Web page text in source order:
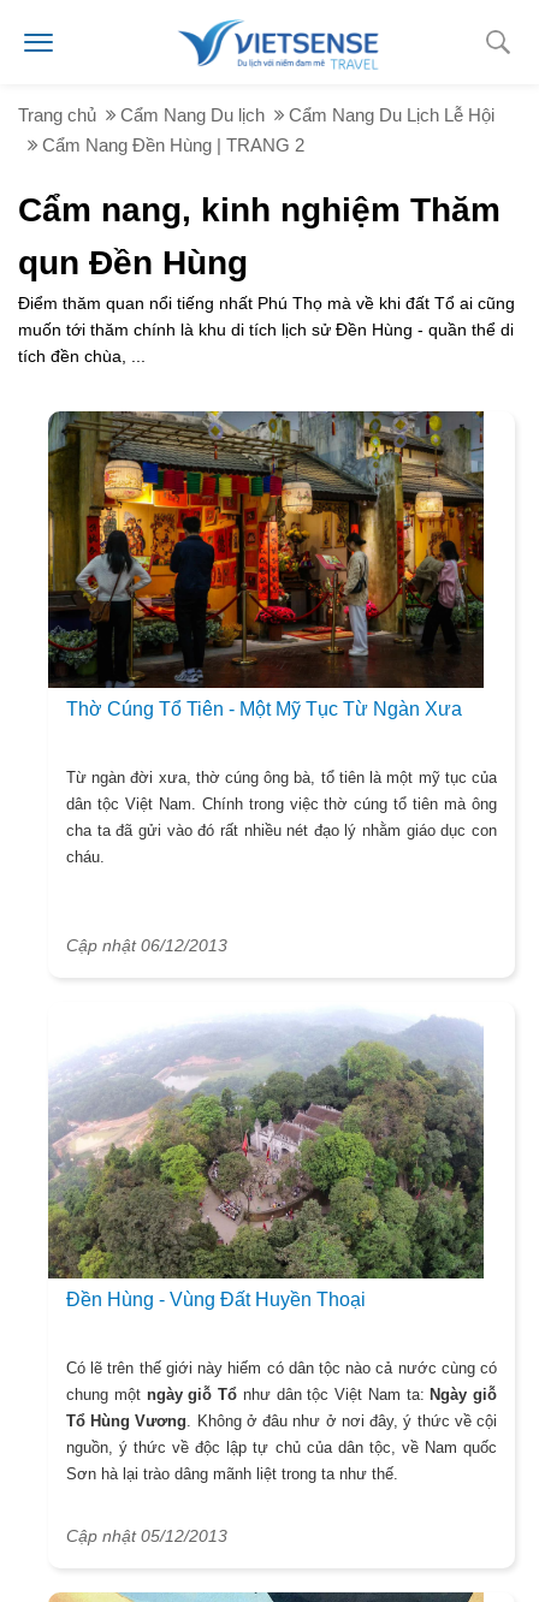
Trang chủ Cẩm Nang Du lịch
Cẩm Nang Du Lịch Lễ Hội
Cẩm Nang Đền Hùng | TRANG 2
Cẩm nang, kinh nghiệm Thăm
qun Đền Hùng
Điểm thăm quan nổi tiếng nhất Phú Thọ mà về khi đất Tổ ai cũng
muốn tới thăm chính là khu di tích lịch sử Đền Hùng - quần thể di
tích đền chùa, ...
Thờ Cúng Tổ Tiên - Một Mỹ Tục Từ Ngàn Xưa
Từ ngàn đời xưa, thờ cúng ông bà, tổ tiên là một mỹ tục của
dân tộc Việt Nam. Chính trong việc thờ cúng tổ tiên mà ông
cha ta đã gửi vào đó rất nhiều nét đạo lý nhằm giáo dục con
cháu.
Cập nhật 06/12/2013
Đền Hùng - Vùng Đất Huyền Thoại
Có lẽ trên thế giới này hiếm có dân tộc nào cả nước cùng có
chung một ngày giỗ Tổ như dân tộc Việt Nam ta: Ngày giỗ
Tổ Hùng Vương. Không ở đâu như ở nơi đây, ý thức về cội
nguồn, ý thức về độc lập tự chủ của dân tộc, về Nam quốc
Sơn hà lại trào dâng mãnh liệt trong ta như thế.
Cập nhật 05/12/2013